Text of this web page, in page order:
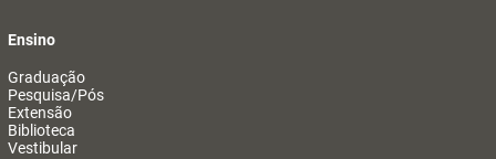
Ensino
Graduação
Pesquisa/Pós
Extensão
Biblioteca
Vestibular